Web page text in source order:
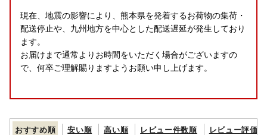
現在、地震の影響により、熊本県を発着するお荷物の集荷・
配送停止や、九州地方を中心とした配送遅延が発生しており
ます。
お届けまで通常よりお時間をいただく場合がございますの
で、何卒ご理解賜りますようお願い申し上げます。
おすすめ順 安い順 高い順 レビュー件数順 レビュー評価順